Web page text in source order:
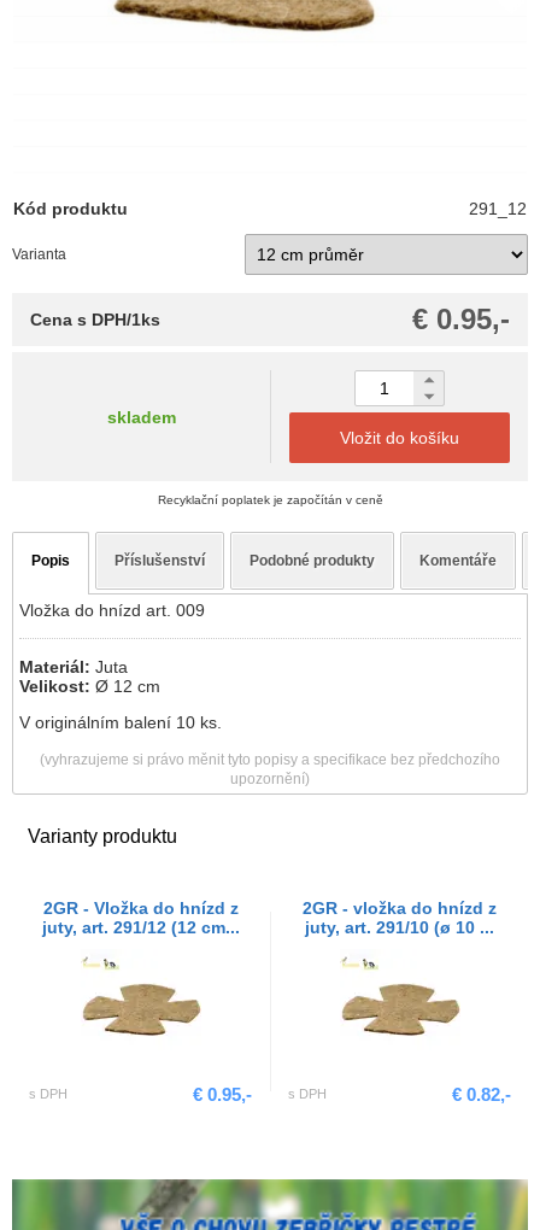
Kód produktu 291_12
Varianta
€ 0.95,-
Cena s DPH/1ks
skladem
Vložit do košíku
Recyklační poplatek je započítán v ceně
Popis Příslušenství Podobné produkty Komentáře
Vložka do hnízd art. 009
Materiál: Juta
Velikost: Ø 12 cm
V originálním balení 10 ks.
(vyhrazujeme si právo měnit tyto popisy a specifikace bez předchozího
upozornění)
Varianty produktu
2GR - Vložka do hnízd z
juty, art. 291/12 (12 cm...
s DPH € 0.95,-
2GR - vložka do hnízd z
juty, art. 291/10 (ø 10 ...
s DPH € 0.82,-